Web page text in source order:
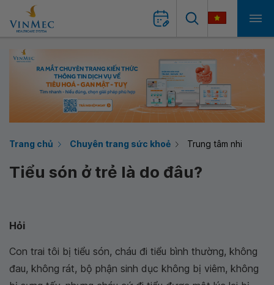
Trang chủ Chuyên trang sức khoẻ Trung tâm nhi
Tiểu són ở trẻ là do đâu?
Hỏi
Con trai tôi bị tiểu són, cháu đi tiểu bình thường, không
đau, không rát, bộ phận sinh dục không bị viêm, không